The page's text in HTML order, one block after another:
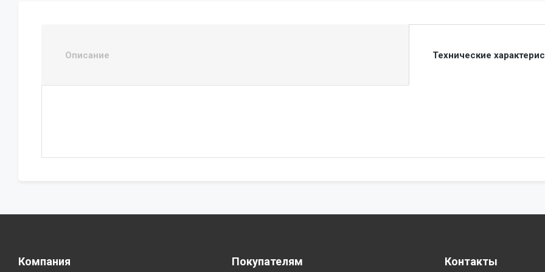
Описание Технические
Компания Покупателям Контакты